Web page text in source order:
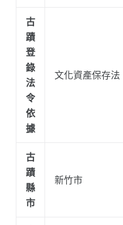
古
蹟
登
錄
法
令
依
據
文化資產保存法
古
蹟
縣
市
新竹市